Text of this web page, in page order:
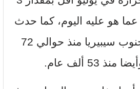
هو عليه اليوم، كما حدث
احترار مماثل في جنوب سيبيريا منذ حوالي 72